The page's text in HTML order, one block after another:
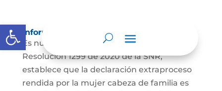
Abrir barra de herramientas
Información para Mujeres.
Es nuestro deber informar que La
Resolución 1299 de 2020 de la SNR,
establece que la declaración extraproceso
rendida por la mujer cabeza de familia es